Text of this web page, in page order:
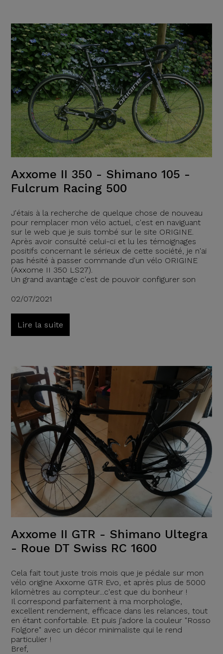
Axxome II 350 - Shimano 105 -
Fulcrum Racing 500
J'étais à la recherche de quelque chose de nouveau
pour remplacer mon vélo actuel, c'est en naviguant
sur le web que je suis tombé sur le site ORIGINE.
Après avoir consulté celui-ci et lu les témoignages
positifs concernant le sérieux de cette société, je n'ai
pas hésité à passer commande d'un vélo ORIGINE
(Axxome II 350 LS27).
Un grand avantage c'est de pouvoir configurer son
02/07/2021
Lire la suite
Axxome II GTR - Shimano Ultegra
- Roue DT Swiss RC 1600
Cela fait tout juste trois mois que je pédale sur mon
vélo origine Axxome GTR Evo, et après plus de 5000
kilomètres au compteur...c'est que du bonheur !
Il correspond parfaitement à ma morphologie,
excellent rendement, efficace dans les relances, tout
en étant confortable. Et puis j'adore la couleur "Rosso
Folgore" avec un décor minimaliste qui le rend
particulier !
Bref,